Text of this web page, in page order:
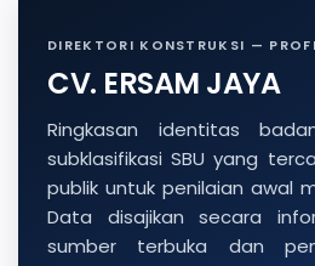
DIREKTORI KONSTRUKSI —
CV. ERSAM JAYA
Ringkasan identitas
subklasifikasi SBU yang
publik untuk penilaian awal
Data disajikan secara
sumber terbuka dan